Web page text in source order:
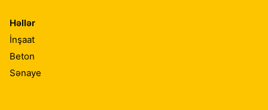
Həllər
İnşaat
Beton
Sənaye